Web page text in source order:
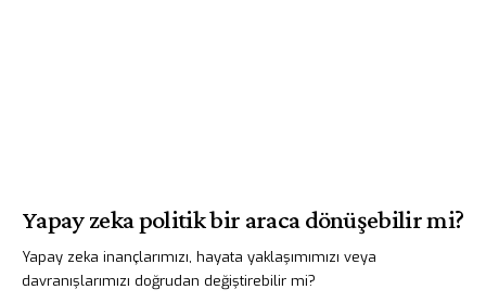
Yapay zeka politik bir araca dönüşebilir mi?
Yapay zeka inançlarımızı, hayata yaklaşımımızı veya
davranışlarımızı doğrudan değiştirebilir mi?